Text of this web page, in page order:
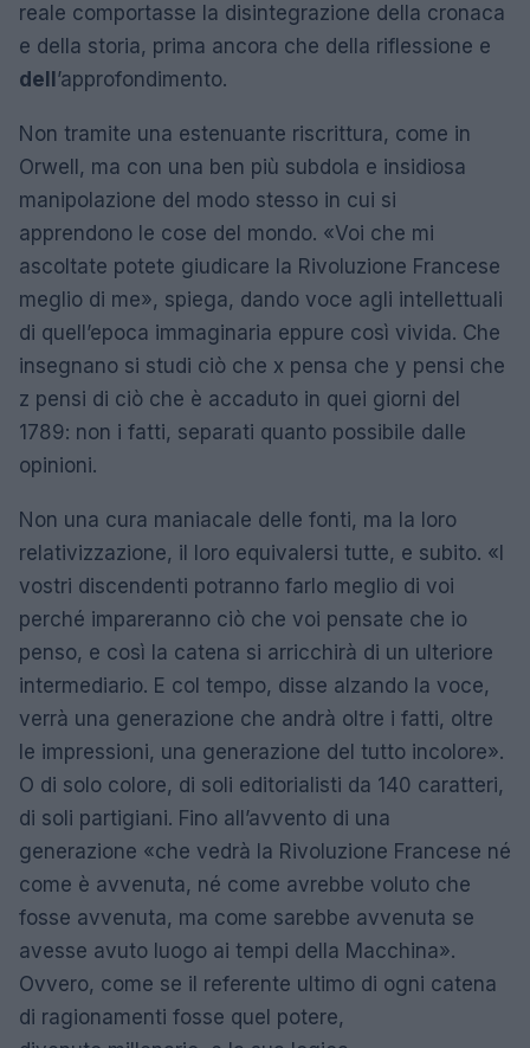
reale comportasse la disintegrazione della cronaca
e della storia, prima ancora che della riflessione e
dell ’approfondimento.
Non tramite una estenuante riscrittura, come in
Orwell, ma con una ben più subdola e insidiosa
manipolazione del modo stesso in cui si
apprendono le cose del mondo. «Voi che mi
ascoltate potete giudicare la Rivoluzione Francese
meglio di me», spiega, dando voce agli intellettuali
di quell’epoca immaginaria eppure così vivida. Che
insegnano si studi ciò che x pensa che y pensi che
z pensi di ciò che è accaduto in quei giorni del
1789: non i fatti, separati quanto possibile dalle
opinioni.
Non una cura maniacale delle fonti, ma la loro
relativizzazione, il loro equivalersi tutte, e subito. «I
vostri discendenti potranno farlo meglio di voi
perché impareranno ciò che voi pensate che io
penso, e così la catena si arricchirà di un ulteriore
intermediario. E col tempo, disse alzando la voce,
verrà una generazione che andrà oltre i fatti, oltre
le impressioni, una generazione del tutto incolore».
O di solo colore, di soli editorialisti da 140 caratteri,
di soli partigiani. Fino all’avvento di una
generazione «che vedrà la Rivoluzione Francese né
come è avvenuta, né come avrebbe voluto che
fosse avvenuta, ma come sarebbe avvenuta se
avesse avuto luogo ai tempi della Macchina».
Ovvero, come se il referente ultimo di ogni catena
di ragionamenti fosse quel potere,